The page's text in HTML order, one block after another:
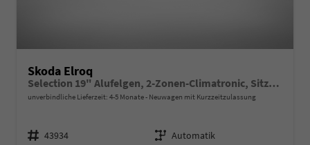
Skoda Elroq
Selection 19" Alufelgen, 2-Zonen-Climatronic, Sitzheizung, Parksensoren vorn/hinten, Rückfahrkamera, SunSet, Infotainment 13" + NAVIGATION, Beheizbares M-Lederlenkrad, Alarm, Dachreling
unverbindliche Lieferzeit: 4-5 Monate Neuwagen mit Kurzzeitzulassung
Fahrzeugnr.
43934
Getriebe
Automatik